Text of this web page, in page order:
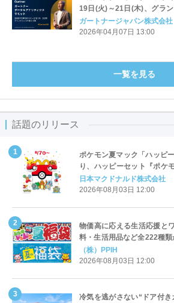
19日(火)～21日(木)、グラ
開催
ガートナージャパン株式会社
2026年04月07日 13:00
一覧を見る
話題のリリース
ポケモン夏マック「ハッピ
り、ハッピーセット『ポケ
定登場
日本マクドナルド株式会社
2026年08月03日 12:00
物価高に応える生活応援と
料・生活用品など全222種
「夏福袋」＆セール 8月6日(
（株）PPIH
2026年08月03日 12:00
冷気を逃がさない“ドア付